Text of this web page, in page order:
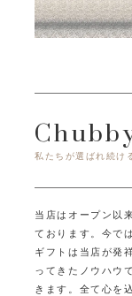
私たちが選ばれ続け
当店はオープン以
ております。 今で
ギフトは当店が発
ってきたノウハウ
きます。 全て心を